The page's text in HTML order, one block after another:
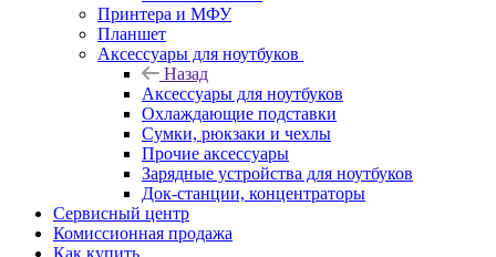
Принтера и МФУ
Планшет
Аксессуары для ноутбуков
Назад
Аксессуары для ноутбуков
Охлаждающие подставки
Сумки, рюкзаки и чехлы
Прочие аксессуары
Зарядные устройства для ноутбуков
Док-станции, концентраторы
Сервисный центр
Комиссионная продажа
Как купить